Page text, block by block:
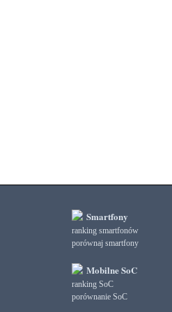
3DMark Wild Life Extreme UnlimitedSmartfony
ranking smartfonów
porównaj smartfony
Mobilne SoC
ranking SoC
porównanie SoC